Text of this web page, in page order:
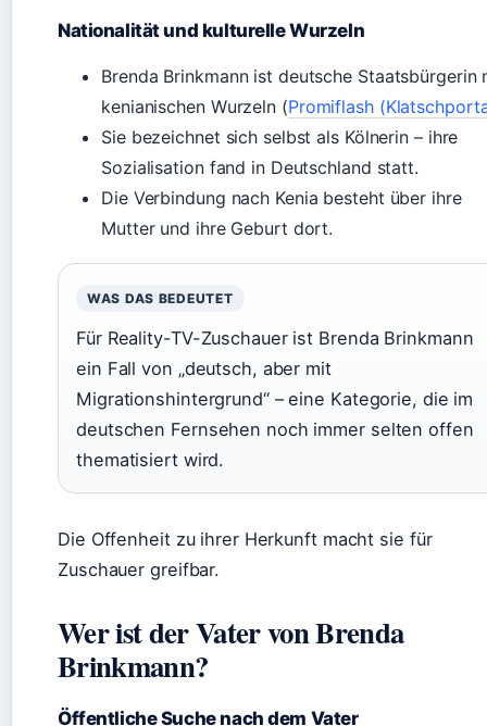
Nationalität und kulturelle Wurzeln
Brenda Brinkmann ist deutsche Staatsbürgerin
kenianischen Wurzeln (Promiflash
Sie bezeichnet sich selbst als Kölnerin – ihre
Sozialisation fand in Deutschland statt.
Die Verbindung nach Kenia besteht über ihre
Mutter und ihre Geburt dort.
WAS DAS BEDEUTET
Für Reality-TV-Zuschauer ist Brenda Brinkmann
ein Fall von „deutsch, aber mit
Migrationshintergrund“ – eine Kategorie, die im
deutschen Fernsehen noch immer selten offen
thematisiert wird.
Die Offenheit zu ihrer Herkunft macht sie für
Zuschauer greifbar.
Wer ist der Vater von Brenda
Brinkmann?
Öffentliche Suche nach dem Vater